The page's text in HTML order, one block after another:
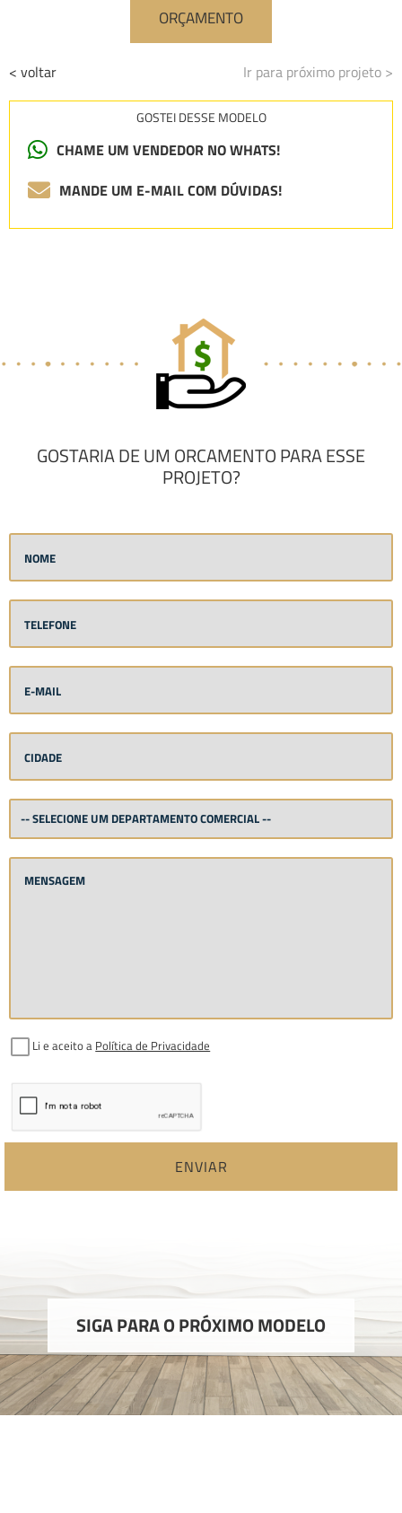
ORÇAMENTO
< voltar Ir para próximo projeto >
GOSTEI DESSE MODELO
CHAME UM VENDEDOR NO WHATS!
MANDE UM E-MAIL COM DÚVIDAS!
GOSTARIA DE UM ORCAMENTO PARA ESSE
PROJETO?
Li e aceito a Política de Privacidade
ENVIAR
SIGA PARA O PRÓXIMO MODELO